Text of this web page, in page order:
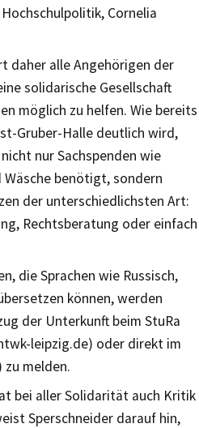
Cornelia
daher alle Angehörigen der
solidarische Gesellschaft
möglich zu helfen. Wie bereits
Gruber-Halle deutlich wird,
nur Sachspenden wie
benötigt, sondern
der unterschiedlichsten Art:
Rechtsberatung oder einfach
die Sprachen wie Russisch,
können, werden
der Unterkunft beim StuRa
leipzig.de) oder direkt im
zu melden.
bei aller Solidarität auch Kritik
Sperschneider darauf hin,